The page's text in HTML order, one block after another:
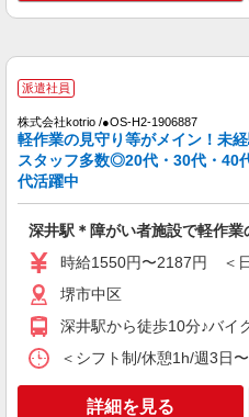
派遣社員
株式会社kotrio /●OS-H2-1906887
軽作業の見守り等がメイン！未
スタッフ多数◎20代・30代・40
代活躍中
深井駅＊障がい者施設で軽作業
時給1550円〜2187円 ＜
堺市中区
深井駅から徒歩10分♪バイ
＜シフト制/休憩1h/週3日
詳細を見る